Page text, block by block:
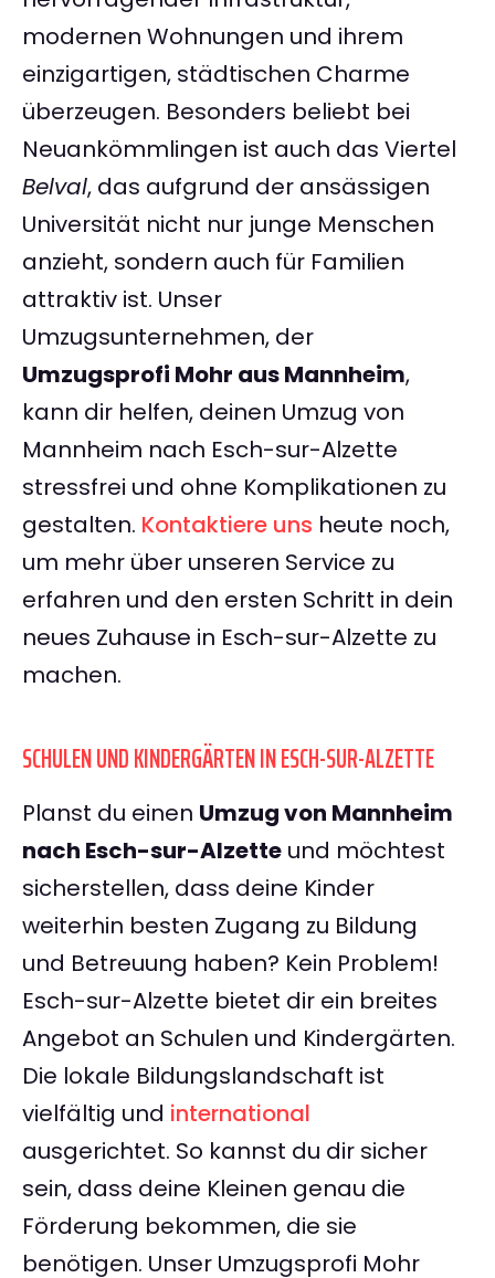
modernen Wohnungen und ihrem
einzigartigen, städtischen Charme
überzeugen. Besonders beliebt bei
Neuankömmlingen ist auch das Viertel
Belval, das aufgrund der ansässigen
Universität nicht nur junge Menschen
anzieht, sondern auch für Familien
attraktiv ist. Unser
Umzugsunternehmen, der
Umzugsprofi Mohr aus Mannheim,
kann dir helfen, deinen Umzug von
Mannheim nach Esch-sur-Alzette
stressfrei und ohne Komplikationen zu
gestalten. Kontaktiere uns heute noch,
um mehr über unseren Service zu
erfahren und den ersten Schritt in dein
neues Zuhause in Esch-sur-Alzette zu
machen.
SCHULEN UND KINDERGÄRTEN IN ESCH-SUR-ALZETTE
Planst du einen Umzug von Mannheim
nach Esch-sur-Alzette und möchtest
sicherstellen, dass deine Kinder
weiterhin besten Zugang zu Bildung
und Betreuung haben? Kein Problem!
Esch-sur-Alzette bietet dir ein breites
Angebot an Schulen und Kindergärten.
Die lokale Bildungslandschaft ist
vielfältig und international
ausgerichtet. So kannst du dir sicher
sein, dass deine Kleinen genau die
Förderung bekommen, die sie
benötigen. Unser Umzugsprofi Mohr